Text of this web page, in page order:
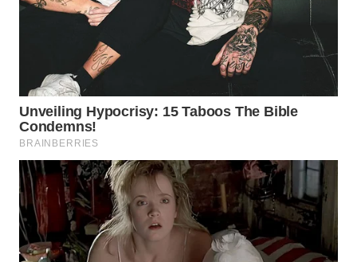
SEMARANG
WN
BOROBUDUR
WN
MADURA
WN
SURABAYA